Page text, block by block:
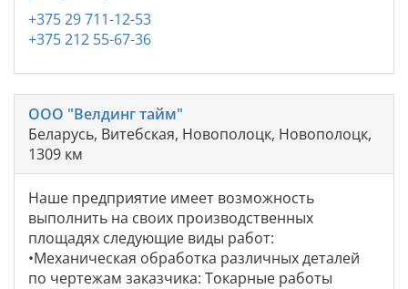
+375 29 711-12-53
+375 212 55-67-36
ООО "Велдинг тайм"
Беларусь, Витебская, Новополоцк, Новополоцк,
1309 км
Наше предприятие имеет возможность
выполнить на своих производственных
площадях следующие виды работ:
•Механическая обработка различных деталей
по чертежам заказчика: Токарные работы